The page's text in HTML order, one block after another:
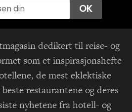
OK
dedikert til reise- og
som et inspirasjonshefte
de mest eklektiske
restaurantene og deres
nyhetene fra hotell- og